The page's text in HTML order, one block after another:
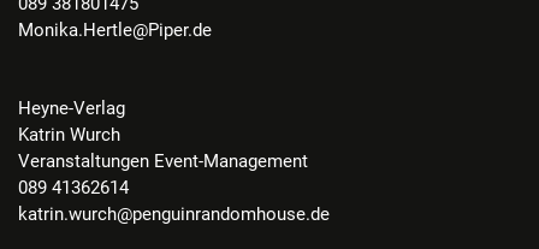
Monika.Hertle@Piper.de
Heyne-Verlag
Katrin Wurch
Veranstaltungen Event-Management
089 41362614
katrin.wurch@penguinrandomhouse.de